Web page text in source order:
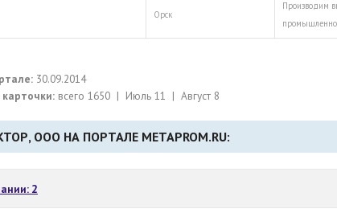
Орск
Производим
30.09.2014
всего 1650 | Июль 11 | Август 8
ООО НА ПОРТАЛЕ METAPROM.RU:
2